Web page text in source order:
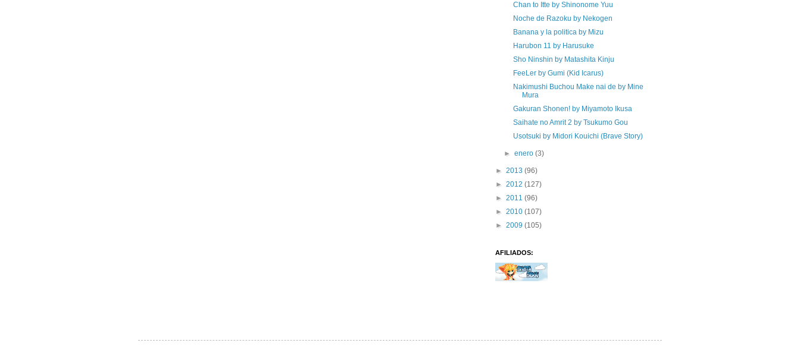
Chan to Itte by Shinonome Yuu
Noche de Razoku by Nekogen
Banana y la politica by Mizu
Harubon 11 by Harusuke
Sho Ninshin by Matashita Kinju
FeeLer by Gumi (Kid Icarus)
Nakimushi Buchou Make nai de by Mine
Mura
Gakuran Shonen! by Miyamoto Ikusa
Saihate no Amrit 2 by Tsukumo Gou
Usotsuki by Midori Kouichi (Brave Story)
►enero(3)
► 2013 (96)
► 2012 (127)
► 2011 (96)
► 2010 (107)
► 2009 (105)
AFILIADOS: